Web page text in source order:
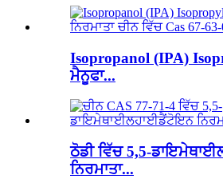
Isopropanol (IPA)
ਮੈਨੂਫਾ...
ਠੋਡੀ ਵਿੱਚ 5,5-
ਨਿਰਮਾਤਾ...